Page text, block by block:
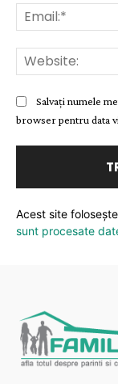
Salvați numele
browser pentru data
Acest site
sunt procesate